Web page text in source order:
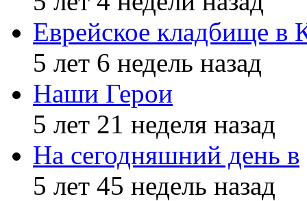
Еврейское кладбище в
5 лет 6 недель назад
Наши Герои
5 лет 21 неделя назад
На сегодняшний день в
5 лет 45 недель назад